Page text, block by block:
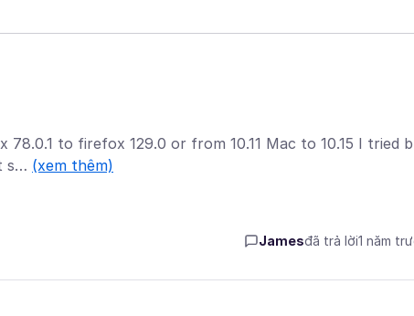
to firefox 129.0 or from 10.11 Mac to 10.15 I tried
s… (xem thêm)
Jamesđã trả lời1 năm